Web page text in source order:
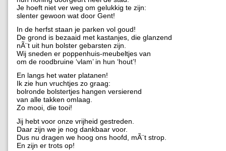
Je hoeft niet ver weg om gelukkig te zijn:
slenter gewoon wat door Gent!
In de herfst staan je parken vol goud!
De grond is bezaaid met kastanjes, die glanzend
nÃ¨t uit hun bolster gebarsten zijn.
Wij sneden er poppenhuis-meubeltjes van
om de roodbruine ‘vlam’ in hun ‘hout’!
En langs het water platanen!
Ik zie hun vruchtjes zo graag:
bolronde bolstertjes hangen versierend
van alle takken omlaag.
Zo mooi, die tooi!
Jij hebt voor onze vrijheid gestreden.
Daar zijn we je nog dankbaar voor.
Dus nu dragen we hoog ons hoofd, mÃ¨t strop.
En zijn er trots op!